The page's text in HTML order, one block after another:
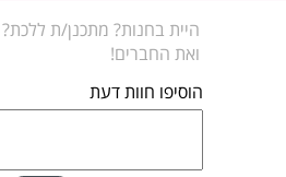
היית בחנות? מתכנן/ת
ואת החברים!
הוסיפו חוות דעת